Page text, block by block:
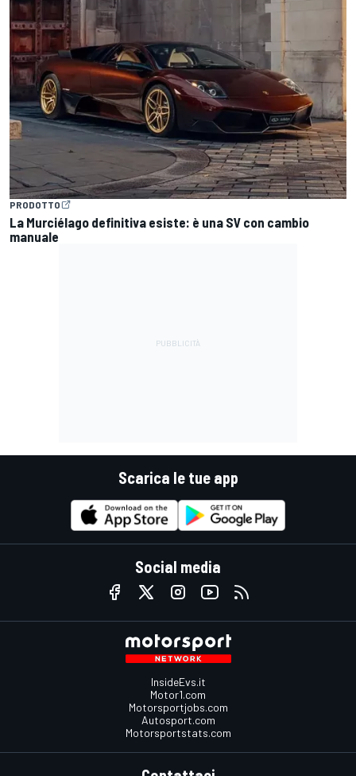
PRODOTTO
La Murciélago definitiva esiste: è una SV con cambio
manuale
Scarica le tue app
Social media
InsideEvs.it
Motor1.com
Motorsportjobs.com
Autosport.com
Motorsportstats.com